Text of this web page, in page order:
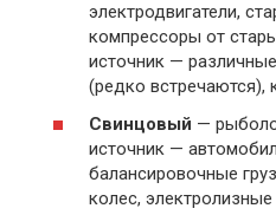
электродвигатели,
компрессоры от
источник —
(редко встречаются),
Свинцовый —
источник —
балансировочные
колес,